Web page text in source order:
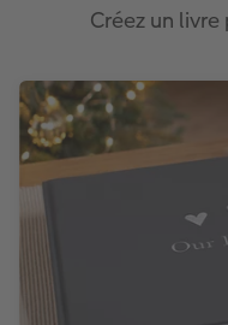
Créez un